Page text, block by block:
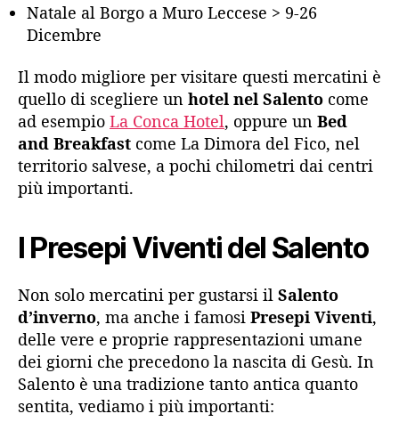
Natale al Borgo a Muro Leccese > 9-26
Dicembre
Il modo migliore per visitare questi mercatini è
quello di scegliere un hotel nel Salento come
ad esempio La Conca Hotel, oppure un Bed
and Breakfast come La Dimora del Fico, nel
territorio salvese, a pochi chilometri dai centri
più importanti.
I Presepi Viventi del Salento
Non solo mercatini per gustarsi il Salento
d’inverno, ma anche i famosi Presepi Viventi,
delle vere e proprie rappresentazioni umane
dei giorni che precedono la nascita di Gesù. In
Salento è una tradizione tanto antica quanto
sentita, vediamo i più importanti: